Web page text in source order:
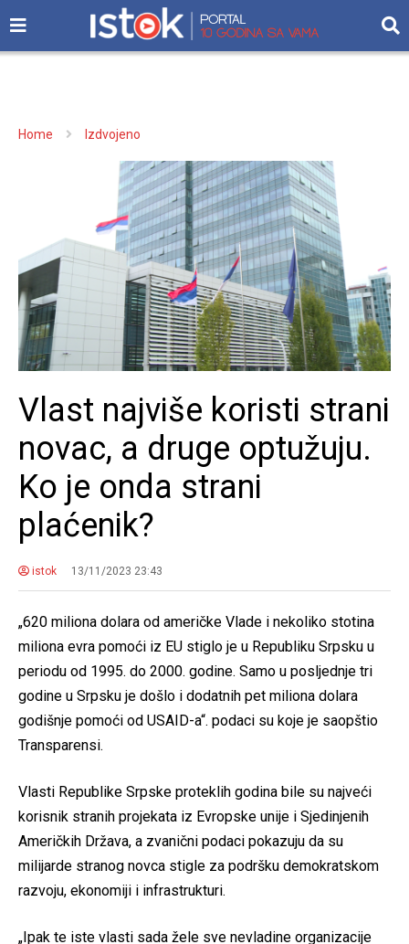
Home Izdvojeno
Vlast najviše koristi strani
novac, a druge optužuju.
Ko je onda strani
plaćenik?
istok 13/11/2023 23:43
„620 miliona dolara od američke Vlade i nekoliko stotina
miliona evra pomoći iz EU stiglo je u Republiku Srpsku u
periodu od 1995. do 2000. godine. Samo u posljednje tri
godine u Srpsku je došlo i dodatnih pet miliona dolara
godišnje pomoći od USAID-a“. podaci su koje je saopštio
Transparensi.
Vlasti Republike Srpske proteklih godina bile su najveći
korisnik stranih projekata iz Evropske unije i Sjedinjenih
Američkih Država, a zvanični podaci pokazuju da su
milijarde stranog novca stigle za podršku demokratskom
razvoju, ekonomiji i infrastrukturi.
„Ipak te iste vlasti sada žele sve nevladine organizacije